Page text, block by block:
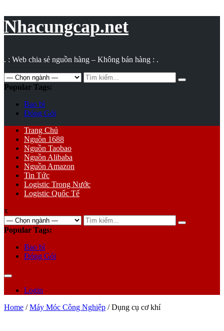
Nhacungcap.net
. : Web chia sẻ nguồn hàng – Không bán hàng : .
Search
for:
Popular Tags:
Bao bì
Đóng Gói
Primary
Menu
Trang Chủ
Nguồn 1688
Nguồn Taobao
Nguồn Alibaba
Nguồn Amazon
Tin Tức
Logistic Trong Nước
Logistic Quốc Tế
x
Search
for:
Popular Tags:
Bao bì
Đóng Gói
Login
Home /Máy Móc Công Nghiệp / Dụng cụ cơ khí